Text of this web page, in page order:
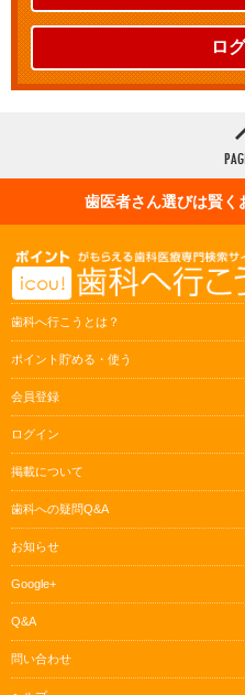
ロ
歯医者さん選びは賢
歯科へ行こうとは？
ポイント貯める・使う
会員登録
ログイン
掲載について
歯科への疑問Q&A
お知らせ
Google+
Q&A
問い合わせ